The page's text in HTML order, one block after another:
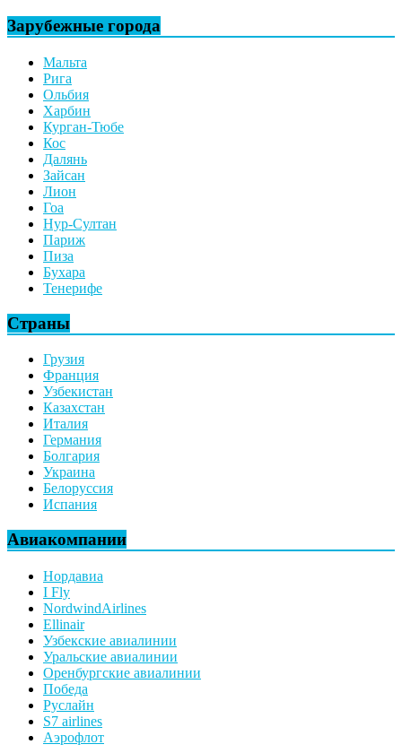
Зарубежные города
Мальта
Рига
Ольбия
Харбин
Курган-Тюбе
Кос
Далянь
Зайсан
Лион
Гоа
Нур-Султан
Париж
Пиза
Бухара
Тенерифе
Страны
Грузия
Франция
Узбекистан
Казахстан
Италия
Германия
Болгария
Украина
Белоруссия
Испания
Авиакомпании
Нордавиа
I Fly
NordwindAirlines
Ellinair
Узбекские авиалинии
Уральские авиалинии
Оренбургские авиалинии
Победа
Руслайн
S7 airlines
Аэрофлот